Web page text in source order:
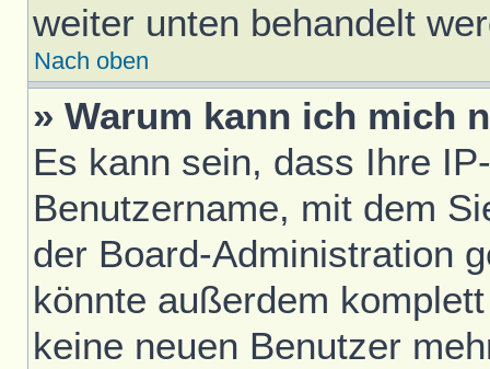
weiter unten behandelt
Nach oben
» Warum kann ich mich
Es kann sein, dass Ihre
Benutzername, mit dem
der Board-Administration
könnte außerdem
keine neuen Benutzer